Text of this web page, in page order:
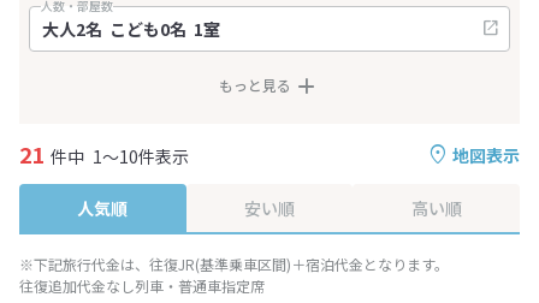
人数・部屋数
もっと見る
地図表示
21 件中 1～10件表示
人気順 安い順 高い順
※下記旅行代金は、往復JR(基準乗車区間)＋宿泊代金となります。
往復追加代金なし列車・普通車指定席